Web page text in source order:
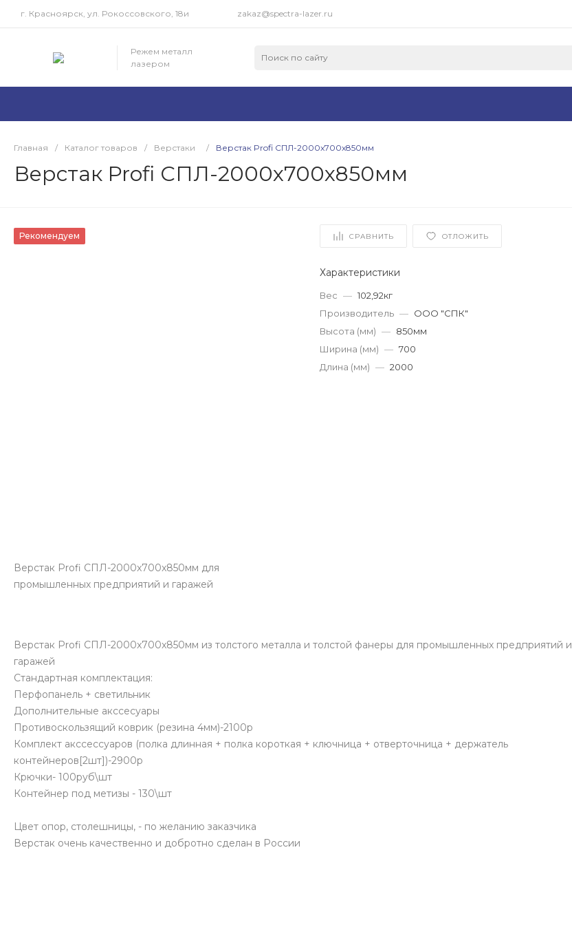
г. Красноярск, ул. Рокоссовского, 18и zakaz@spectra-lazer.ru
Режем металл
лазером
Главная / Каталог товаров / Верстаки / Верстак Profi СПЛ-2000x700x850мм
Верстак Profi СПЛ-2000x700x850мм
Рекомендуем СРАВНИТЬ ОТЛОЖИТЬ
Верстак Profi СПЛ-2000x700x850мм для
промышленных предприятий и гаражей
Характеристики
Вес — 102,92кг
Производитель — ООО "СПК"
Высота (мм) — 850мм
Ширина (мм) — 700
Длина (мм) — 2000
Верстак Profi СПЛ-2000x700x850мм из толстого металла и толстой фанеры для промышленных предприятий и
гаражей
Стандартная комплектация:
Перфопанель + светильник
Дополнительные акссесуары
Противоскользящий коврик (резина 4мм)-2100р
Комплект акссессуаров (полка длинная + полка короткая + ключница + отверточница + держатель
контейнеров[2шт])-2900р
Крючки- 100руб\шт
Контейнер под метизы - 130\шт
Цвет опор, столешницы, - по желанию заказчика
Верстак очень качественно и добротно сделан в России